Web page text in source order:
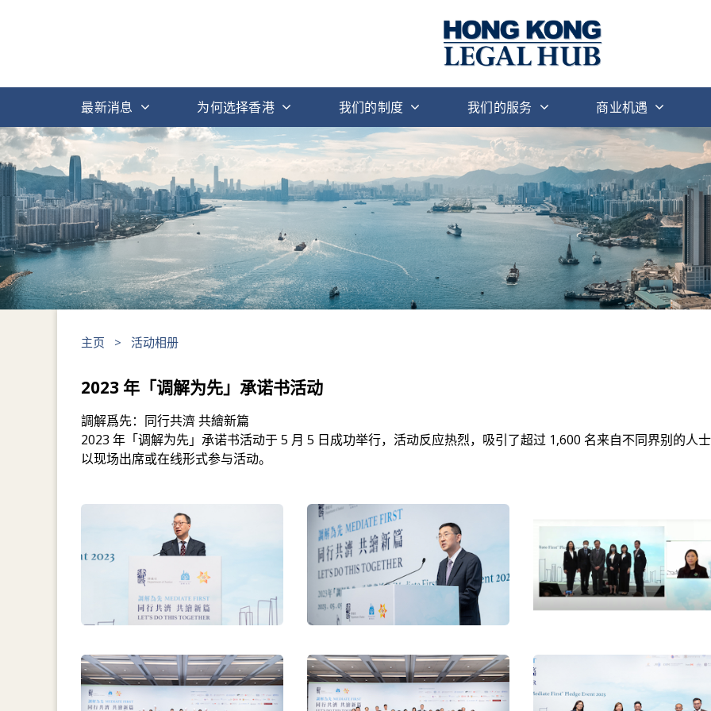
最新消息 为何选择香港 我们的制度 我们的服务 商业机遇
主页 > 活动相册
2023 年「调解为先」承诺书活动
調解爲先：同行共濟 共繪新篇
2023 年「调解为先」承诺书活动于 5 月 5 日成功举行，活动反应热烈，吸引了超过 1,600 名来自不同界别的人
以现场出席或在线形式参与活动。